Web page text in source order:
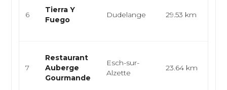
6
Tierra Y
Fuego
Dudelange 29.53 km
7
Restaurant
Auberge
Gourmande
Esch-sur-
Alzette
23.64 km